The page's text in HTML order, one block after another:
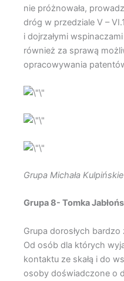
nie próżnowała,
dróg w przedziale V –
i dojrzałymi
również za sprawą
opracowywania
Grupa Michała
Grupa 8- Tomka
Grupa dorosłych
Od osób dla których
kontaktu ze skałą i do
osoby doświadczone o